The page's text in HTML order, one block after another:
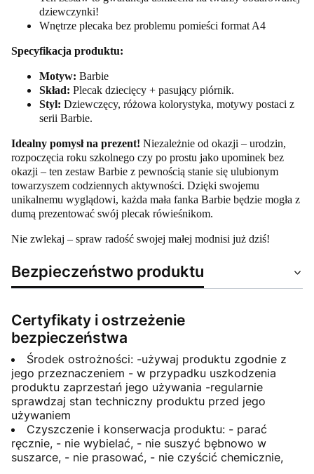
dziewczynki!
Wnętrze plecaka bez problemu pomieści format A4
Specyfikacja produktu:
Motyw: Barbie
Skład: Plecak dziecięcy + pasujący piórnik.
Styl: Dziewczęcy, różowa kolorystyka, motywy postaci z
serii Barbie.
Idealny pomysł na prezent! Niezależnie od okazji – urodzin,
rozpoczęcia roku szkolnego czy po prostu jako upominek bez
okazji – ten zestaw Barbie z pewnością stanie się ulubionym
towarzyszem codziennych aktywności. Dzięki swojemu
unikalnemu wyglądowi, każda mała fanka Barbie będzie mogła z
dumą prezentować swój plecak rówieśnikom.
Nie zwlekaj – spraw radość swojej małej modnisi już dziś!
Bezpieczeństwo produktu
Certyfikaty i ostrzeżenie
bezpieczeństwa
Środek ostrożności: -używaj produktu zgodnie z
jego przeznaczeniem - w przypadku uszkodzenia
produktu zaprzestań jego używania -regularnie
sprawdzaj stan techniczny produktu przed jego
używaniem
Czyszczenie i konserwacja produktu: - parać
ręcznie, - nie wybielać, - nie suszyć bębnowo w
suszarce, - nie prasować, - nie czyścić chemicznie,